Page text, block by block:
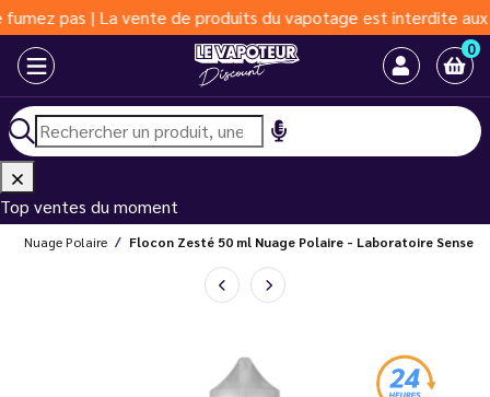
pas | La vente de produits du vapotage est interdite aux
0
Top ventes du moment
Nuage Polaire Flocon Zesté 50 ml Nuage Polaire - Laboratoire Sense